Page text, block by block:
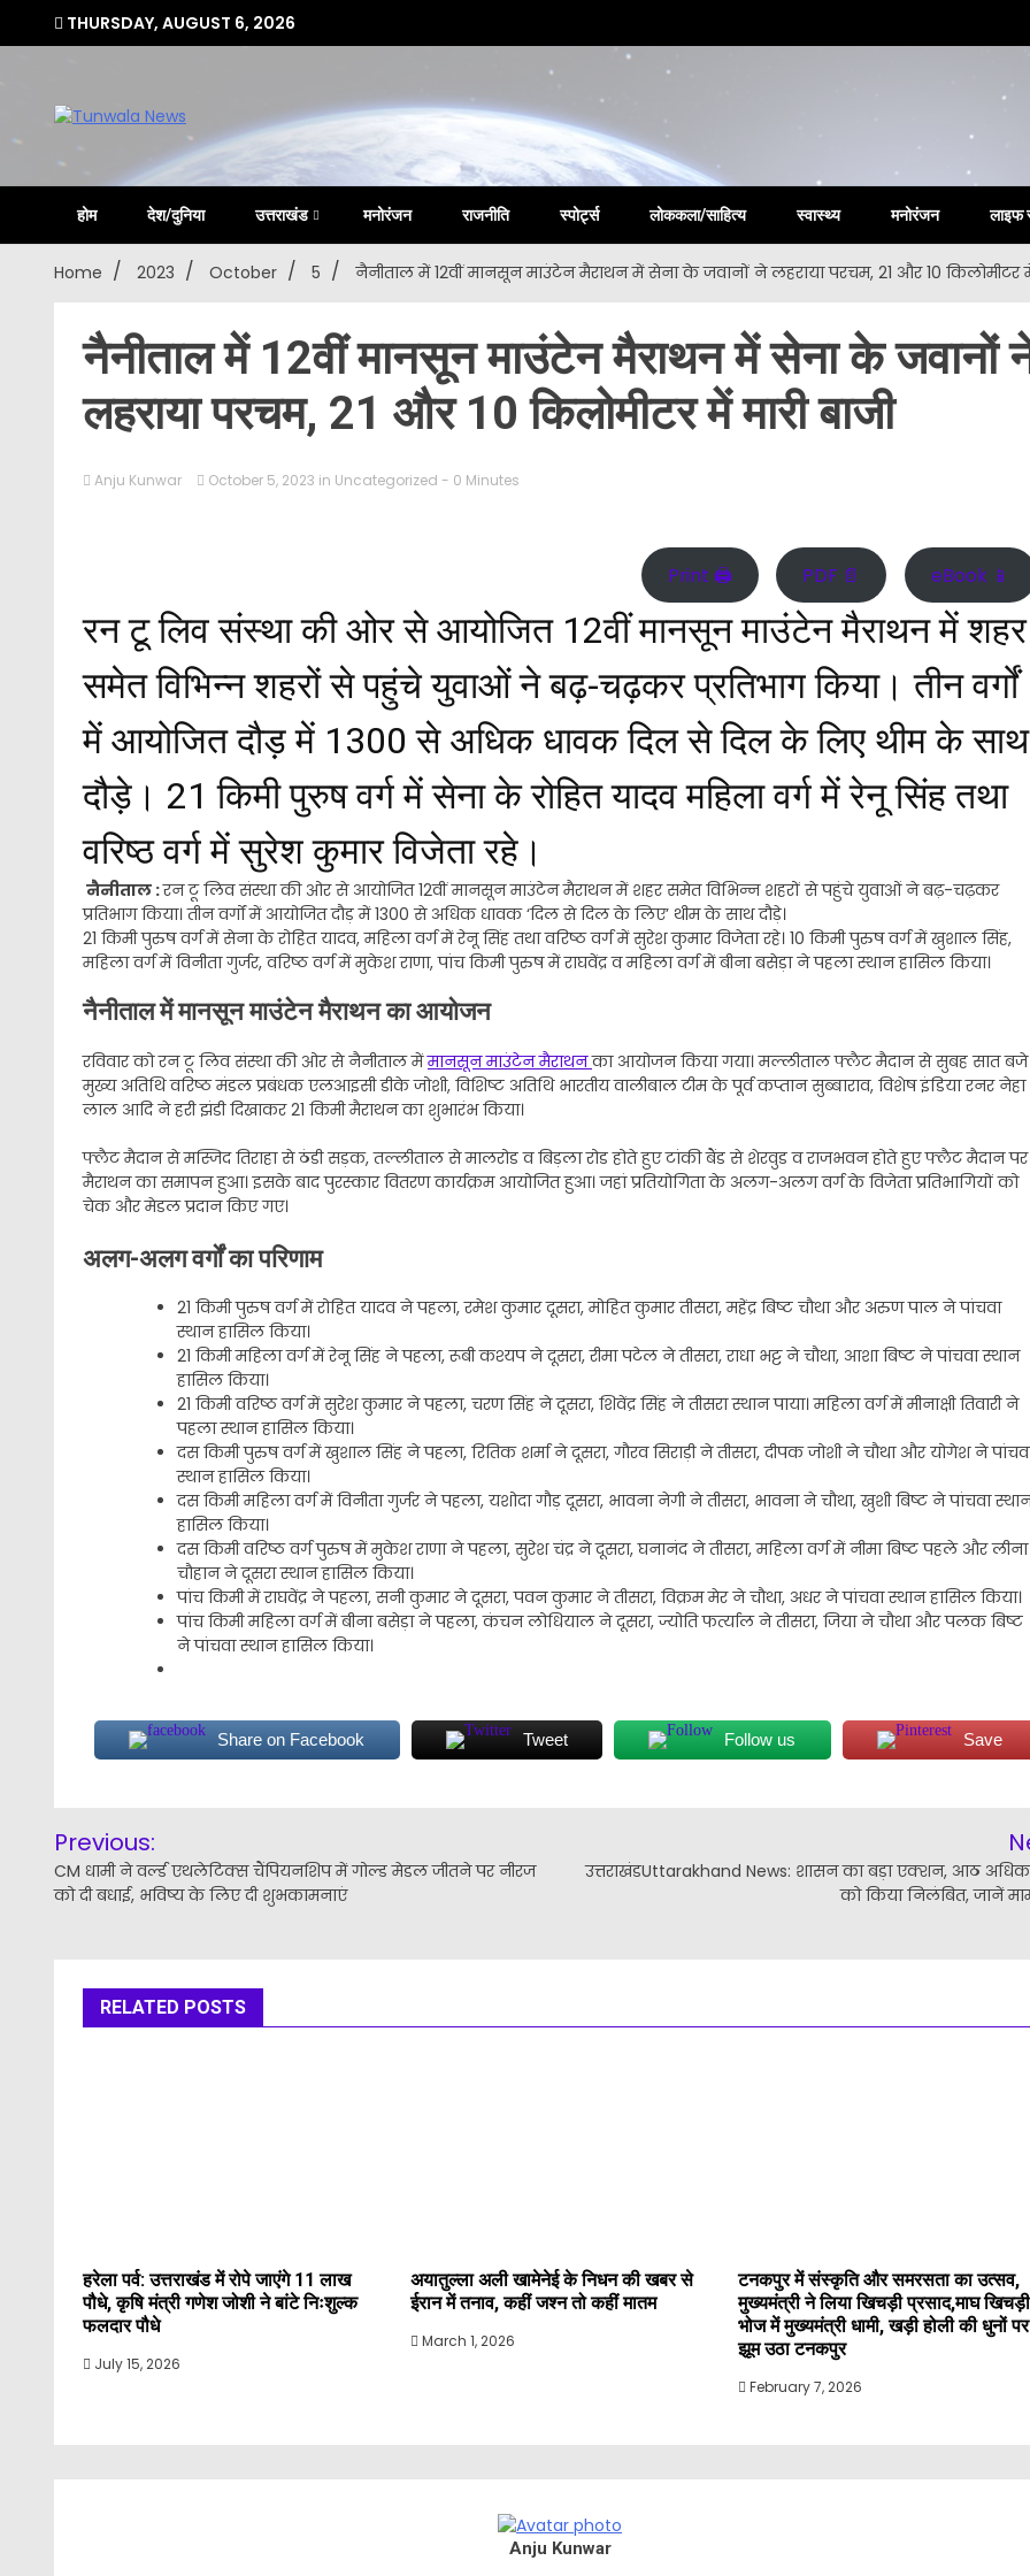
THURSDAY, AUGUST 6, 2026
Tunwala
Uttarakhand Hindi News Portal
होम देश/दुनिया उत्तराखंड मनोरंजन राजनीति स्पोर्ट्स लोककला/साहित्य स्वास्थ्य मनोरंजन लाइफ
Home 2023 October 5 नैनीताल में 12वीं मानसून माउंटेन मैराथन में सेना के जवानों ने लहराया परचम, 21 और 10 किलोमीटर में
नैनीताल में 12वीं मानसून माउंटेन मैराथन में सेना के जवानों
लहराया परचम, 21 और 10 किलोमीटर में मारी बाजी
Anju Kunwar October 5, 2023 in Uncategorized - 0 Minutes
Print 🖨 PDF 📄 eBook 📱
रन टू लिव संस्था की ओर से आयोजित 12वीं मानसून माउंटेन मैराथन में शहर
समेत विभिन्न शहरों से पहुंचे युवाओं ने बढ़-चढ़कर प्रतिभाग किया। तीन वर्गों
में आयोजित दौड़ में 1300 से अधिक धावक दिल से दिल के लिए थीम के साथ
दौड़े। 21 किमी पुरुष वर्ग में सेना के रोहित यादव महिला वर्ग में रेनू सिंह तथा
वरिष्ठ वर्ग में सुरेश कुमार विजेता रहे।
नैनीताल :रन टू लिव संस्था की ओर से आयोजित 12वीं मानसून माउंटेन मैराथन में शहर समेत विभिन्न शहरों से पहुंचे युवाओं ने बढ़-चढ़कर
प्रतिभाग किया। तीन वर्गों में आयोजित दौड़ में 1300 से अधिक धावक ‘दिल से दिल के लिए’ थीम के साथ दौड़े।
21 किमी पुरुष वर्ग में सेना के रोहित यादव, महिला वर्ग में रेनू सिंह तथा वरिष्ठ वर्ग में सुरेश कुमार विजेता रहे। 10 किमी पुरुष वर्ग में खुशाल सिंह,
महिला वर्ग में विनीता गुर्जर, वरिष्ठ वर्ग में मुकेश राणा, पांच किमी पुरुष में राघवेंद्र व महिला वर्ग में बीना बसेड़ा ने पहला स्थान हासिल किया।
नैनीताल में मानसून माउंटेन मैराथन का आयोजन
रविवार को रन टू लिव संस्था की ओर से नैनीताल मेंमानसून माउंटेन मैराथनका आयोजन किया गया। मल्लीताल फ्लैट मैदान से सुबह सात बजे
मुख्य अतिथि वरिष्ठ मंडल प्रबंधक एलआइसी डीके जोशी, विशिष्ट अतिथि भारतीय वालीबाल टीम के पूर्व कप्तान सुब्बाराव, विशेष इंडिया रनर नेहा
लाल आदि ने हरी झंडी दिखाकर 21 किमी मैराथन का शुभारंभ किया।
फ्लैट मैदान से मस्जिद तिराहा से ठंडी सड़क, तल्लीताल से मालरोड व बिड़ला रोड होते हुए टांकी बैंड से शेरवुड व राजभवन होते हुए फ्लैट मैदान पर
मैराथन का समापन हुआ। इसके बाद पुरस्कार वितरण कार्यक्रम आयोजित हुआ। जहां प्रतियोगिता के अलग-अलग वर्ग के विजेता प्रतिभागियों को
चेक और मेडल प्रदान किए गए।
अलग-अलग वर्गों का परिणाम
21 किमी पुरुष वर्ग में रोहित यादव ने पहला, रमेश कुमार दूसरा, मोहित कुमार तीसरा, महेंद्र बिष्ट चौथा और अरुण पाल ने पांचवा
स्थान हासिल किया।
21 किमी महिला वर्ग में रेनू सिंह ने पहला, रूबी कश्यप ने दूसरा, रीमा पटेल ने तीसरा, राधा भट्ट ने चौथा, आशा बिष्ट ने पांचवा स्थान
हासिल किया।
21 किमी वरिष्ठ वर्ग में सुरेश कुमार ने पहला, चरण सिंह ने दूसरा, शिवेंद्र सिंह ने तीसरा स्थान पाया। महिला वर्ग में मीनाक्षी तिवारी ने
पहला स्थान हासिल किया।
दस किमी पुरुष वर्ग में खुशाल सिंह ने पहला, रितिक शर्मा ने दूसरा, गौरव सिराड़ी ने तीसरा, दीपक जोशी ने चौथा और योगेश ने
स्थान हासिल किया।
दस किमी महिला वर्ग में विनीता गुर्जर ने पहला, यशोदा गौड़ दूसरा, भावना नेगी ने तीसरा, भावना ने चौथा, खुशी बिष्ट ने पांचवा
हासिल किया।
दस किमी वरिष्ठ वर्ग पुरुष में मुकेश राणा ने पहला, सुरेश चंद्र ने दूसरा, घनानंद ने तीसरा, महिला वर्ग में नीमा बिष्ट पहले और लीना
चौहान ने दूसरा स्थान हासिल किया।
पांच किमी में राघवेंद्र ने पहला, सनी कुमार ने दूसरा, पवन कुमार ने तीसरा, विक्रम मेर ने चौथा, अधर ने पांचवा स्थान हासिल किया।
पांच किमी महिला वर्ग में बीना बसेड़ा ने पहला, कंचन लोधियाल ने दूसरा, ज्योति फर्त्याल ने तीसरा, जिया ने चौथा और पलक बिष्ट
ने पांचवा स्थान हासिल किया।
Share on Facebook Tweet Follow us Save
navigation
Previous:
CM धामी ने वर्ल्ड एथलेटिक्स चैंपियनशिप में गोल्ड मेडल जीतने पर नीरज
को दी बधाई, भविष्य के लिए दी शुभकामनाएं
उत्तराखंडUttarakhand News: शासन का बड़ा एक्शन, आठ
को किया निलंबित, जानें
RELATED POSTS
हरेला पर्व: उत्तराखंड में रोपे जाएंगे 11 लाख
पौधे, कृषि मंत्री गणेश जोशी ने बांटे निःशुल्क
फलदार पौधे
July 15, 2026
अयातुल्ला अली खामेनेई के निधन की खबर से
ईरान में तनाव, कहीं जश्न तो कहीं मातम
March 1, 2026
टनकपुर में संस्कृति और समरसता का उत्सव,
मुख्यमंत्री ने लिया खिचड़ी प्रसाद,माघ खिचड़ी
भोज में मुख्यमंत्री धामी, खड़ी होली की धुनों पर
झूम उठा टनकपुर
February 7, 2026
Anju Kunwar